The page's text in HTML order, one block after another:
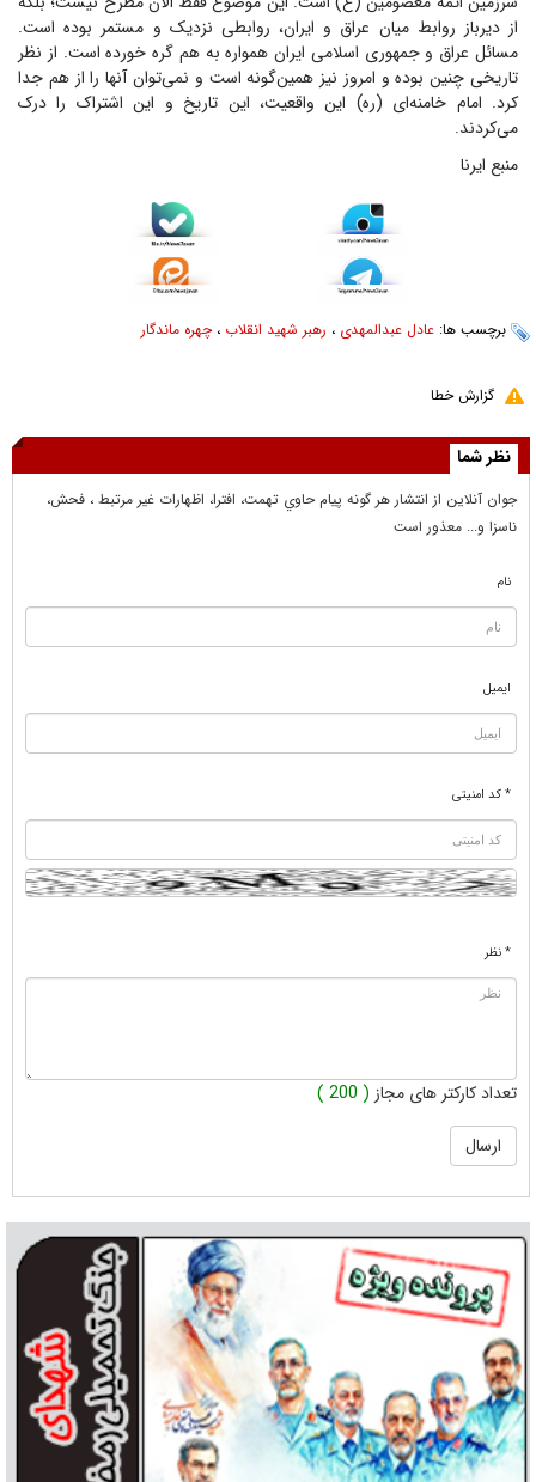
از دیرباز روابط میان عراق و ایران، روابطی نزدیک و مستمر بوده است.
مسائل عراق و جمهوری اسلامی ایران همواره به هم گره خورده است. از نظر
تاریخی چنین بوده و امروز نیز همین‌گونه است و نمی‌توان آنها را از هم جدا
کرد. امام خامنه‌ای (ره) این واقعیت، این تاریخ و این اشتراک را درک
می‌کردند.
منبع ایرنا
برچسب ها: عادل عبدالمهدی ، رهبر شهید انقلاب ،چهره ماندگار
گزارش خطا
نظر شما
جوان آنلاين از انتشار هر گونه پيام حاوي تهمت، افترا، اظهارات غير مرتبط ، فحش،
ناسزا و... معذور است
نام
ایمیل
* کد امنیتی
* نظر
تعداد کارکتر های مجاز ( 200 )